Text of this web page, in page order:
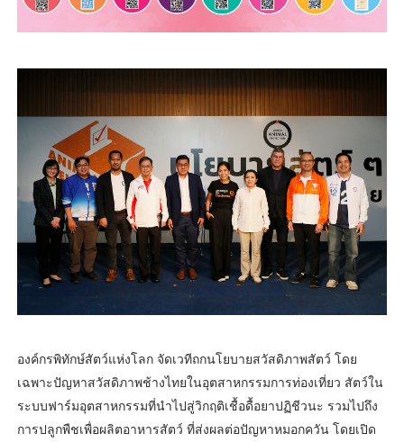
องค์กรพิทักษ์สัตว์แห่งโลก จัดเวทีถกนโยบายสวัสดิภาพสัตว์ โดย
เฉพาะปัญหาสวัสดิภาพช้างไทยในอุตสาหกรรมการท่องเที่ยว สัตว์ใน
ระบบฟาร์มอุตสาหกรรมที่นำไปสู่วิกฤติเชื้อดื้อยาปฏิชีวนะ รวมไปถึง
การปลูกพืชเพื่อผลิตอาหารสัตว์ ที่ส่งผลต่อปัญหาหมอกควัน โดยเปิด